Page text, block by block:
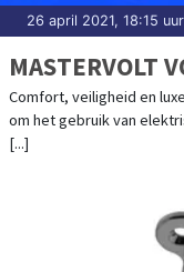
26 april 2021, 18:15 uur
MASTERVOLT
Comfort, veiligheid en
om het gebruik van
[...]